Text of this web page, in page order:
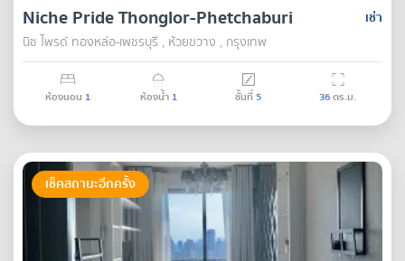
เช่า
Niche Pride Thonglor-Phetchaburi
นิช ไพรด์ ทองหล่อ-เพชรบุรี , ห้วยขวาง , กรุงเทพ
ห้องนอน 1 ห้องน้ำ 1 ชั้นที่5 36ตร.ม.
เช็คสถานะอีกครั้ง